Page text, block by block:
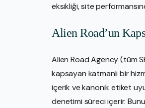
eksikliği, site
Alien Road’un
Alien Road Agency (tüm
kapsayan katmanlı bir
içerik ve kanonik etiket
denetimi süreci içerir.